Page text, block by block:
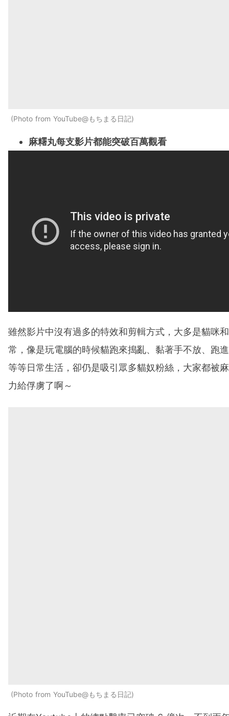
Photo from YouTube@もちまる日記
麻糬丸每支影片都能突破百萬觀看
雖然影片中沒有過多的特效和剪輯方式，大多是貓咪
常，像是玩電腦的時候貓跑來搗亂、黏著手不放、跑
等等日常生活，卻仍是吸引眾多貓奴粉絲，大家都被
力給俘虜了啊～
Photo from YouTube@もちまる日記